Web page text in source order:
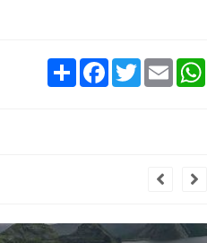
ShareFacebook
TwitterEmail